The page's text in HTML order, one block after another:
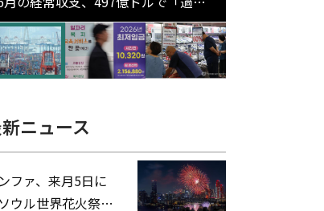
大」…輸出が初の1000億ドル突破
ニュース
ファ、来月5日に
ソウル世界花火祭り